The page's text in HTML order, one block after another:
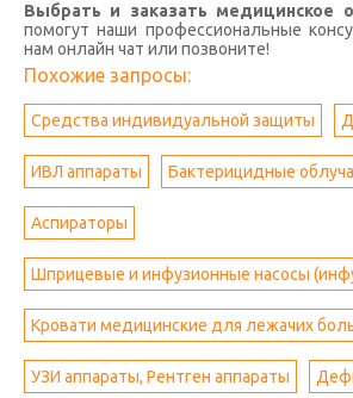
Выбрать и заказать медицинское
помогут наши профессиональные
нам онлайн чат или позвоните!
Похожие запросы:
Средства индивидуальной защиты
ИВЛ аппараты Бактерицидные
Аспираторы
Шприцевые и инфузионные насосы
Кровати медицинские для лежачих
УЗИ аппараты, Рентген аппараты